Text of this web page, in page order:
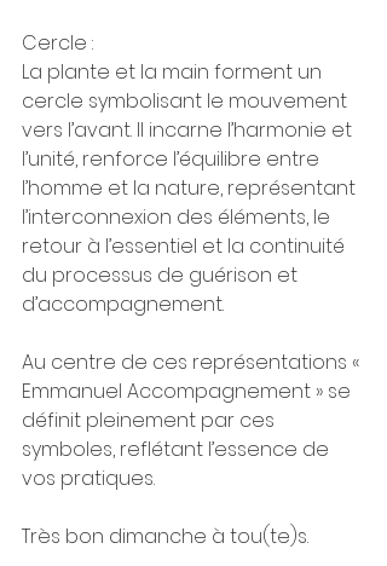
Cercle :
La plante et la main forment un
cercle symbolisant le mouvement
vers l’avant. Il incarne l’harmonie et
l’unité, renforce l’équilibre entre
l’homme et la nature, représentant
l’interconnexion des éléments, le
retour à l’essentiel et la continuité
du processus de guérison et
d’accompagnement.
Au centre de ces représentations «
Emmanuel Accompagnement » se
définit pleinement par ces
symboles, reflétant l’essence de
vos pratiques.
Très bon dimanche à tou(te)s.